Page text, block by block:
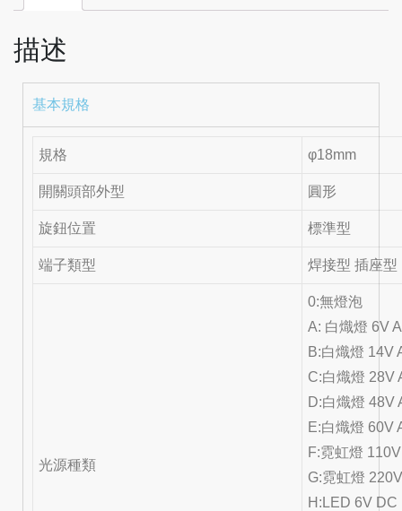
描述
基本規格
規格 φ18mm
開關頭部外型 圓形
旋鈕位置 標準型
端子類型 焊接型 插座型
光源種類
0:無燈泡
A: 白熾燈 6V
B:白熾燈 14V
C:白熾燈 28V
D:白熾燈 48V
E:白熾燈 60V
F:霓虹燈
G:霓虹燈
H:LED 6V DC